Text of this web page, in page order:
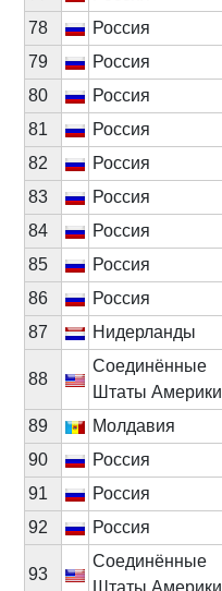
78
Россия
79
Россия
80
Россия
81
Россия
82
Россия
83
Россия
84
Россия
85
Россия
86
Россия
87
Нидерланды
88
Соединённые
Штаты Америки
89 Молдавия
90
Россия
91
Россия
92
Россия
93
Соединённые
Штаты Америки